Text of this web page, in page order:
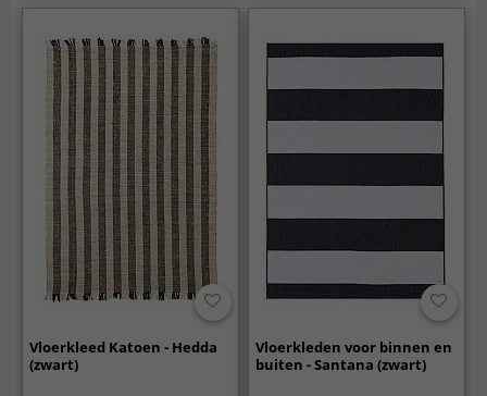
Vloerkleed Katoen - Hedda
(zwart)
Vloerkleden voor binnen en
buiten - Santana (zwart)